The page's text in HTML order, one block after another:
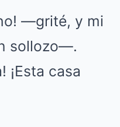
—grité, y mi
sollozo—.
¡Esta casa